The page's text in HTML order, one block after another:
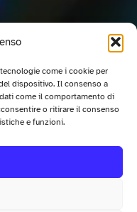
come i cookie per
dispositivo. Il consenso a
come il comportamento di
o ritirare il consenso
e funzioni.